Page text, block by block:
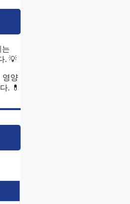
는
. 💡
영양
. 💊